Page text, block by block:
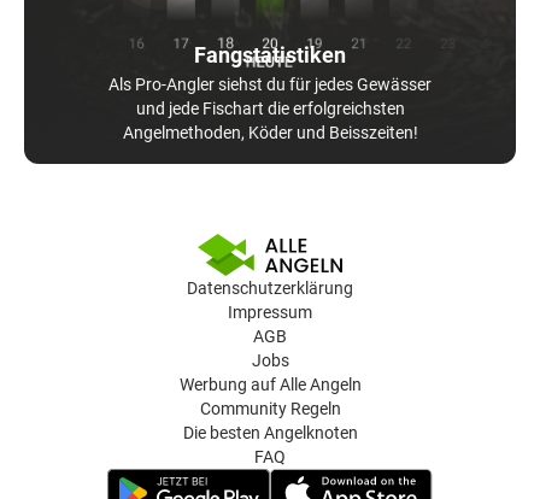
Fangstatistiken
Als Pro-Angler siehst du für jedes Gewässer
und jede Fischart die erfolgreichsten
Angelmethoden, Köder und Beisszeiten!
Datenschutzerklärung
Impressum
AGB
Jobs
Werbung auf Alle Angeln
Community Regeln
Die besten Angelknoten
FAQ